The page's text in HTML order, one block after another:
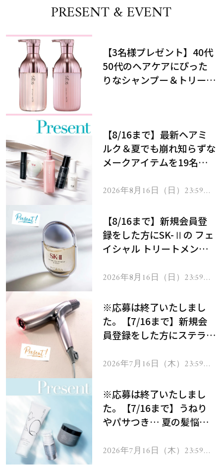
PRESENT & EVENT
【3名様プレゼント】40代
50代のヘアケアにぴった
りなシャンプー＆トリート
【8/16まで】最新ヘアミ
ルク＆夏でも崩れ知らずな
メークアイテムを19名様
2026年8月16日（日）23:59ま
【8/16まで】新規会員登
録をした方にSK-Ⅱの フェ
イシャル トリートメント
2026年8月16日（日）23:59ま
※応募は終了いたしまし
た。【7/16まで】新規会
員登録をした方にステラボ
ヘアドライヤー ジュエル
2026年7月16日（木）23:59ま
※応募は終了いたしまし
た。【7/16まで】うねり
やパサつき… 夏の髪悩み
ムを13名様にプレゼン
2026年7月16日（木）23:59ま